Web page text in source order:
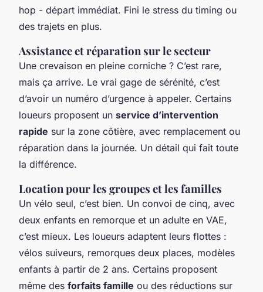
hop - départ immédiat. Fini le stress du timing ou
des trajets en plus.
Assistance et réparation sur le secteur
Une crevaison en pleine corniche ? C’est rare,
mais ça arrive. Le vrai gage de sérénité, c’est
d’avoir un numéro d’urgence à appeler. Certains
loueurs proposent un service d’intervention
rapide sur la zone côtière, avec remplacement ou
réparation dans la journée. Un détail qui fait toute
la différence.
Location pour les groupes et les familles
Un vélo seul, c’est bien. Un convoi de cinq, avec
deux enfants en remorque et un adulte en VAE,
c’est mieux. Les loueurs adaptent leurs flottes :
vélos suiveurs, remorques deux places, modèles
enfants à partir de 2 ans. Certains proposent
même des forfaits famille ou des réductions sur